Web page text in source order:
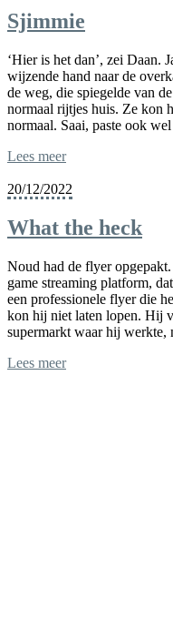
Sjimmie
‘Hier is het dan’, zei Daan.
wijzende hand naar de
de weg, die spiegelde van
normaal rijtjes huis. Ze kon
normaal. Saai, paste ook
Lees meer
20/12/2022
What the heck
Noud had de flyer
game streaming platform,
een professionele flyer die
kon hij niet laten lopen. Hij
supermarkt waar hij werkte,
Lees meer